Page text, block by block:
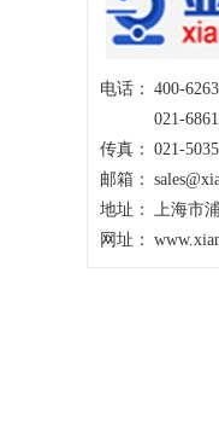
电话： 400-
021-
传真： 021-
邮箱：
地址： 上海市
网址：